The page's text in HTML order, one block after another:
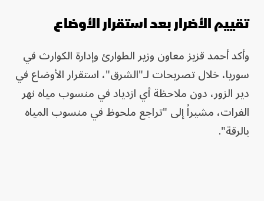
تقييم الأضرار بعد استقرار الأوضاع
وأكد أحمد قزيز معاون وزير الطوارئ وإدارة الكوارث في
سوريا، خلال تصريحات لـ"الشرق"، استقرار الأوضاع في
دير الزور، دون ملاحظة أي ازدياد في منسوب مياه نهر
الفرات، مشيراً إلى "تراجع ملحوظ في منسوب المياه
بالرقة".